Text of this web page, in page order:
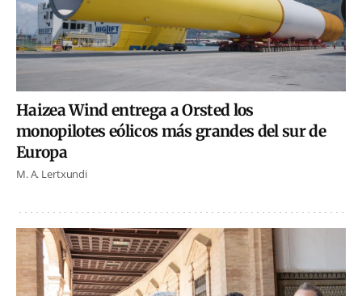
Haizea Wind entrega a Orsted los
monopilotes eólicos más grandes del sur de
Europa
M. A. Lertxundi